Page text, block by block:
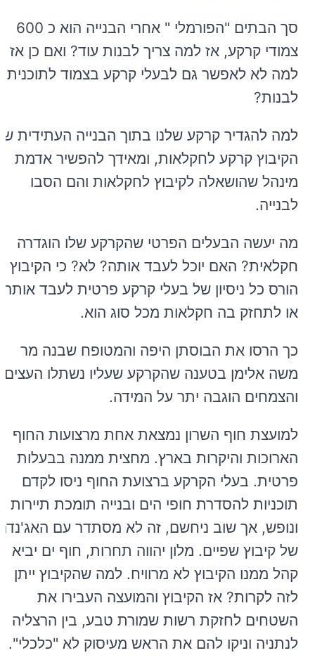
סך הבתים "הפורמלי " אחרי הבנייה הוא כ 600
צמודי קרקע, אז למה צריך לבנות עוד? ואם כן אז
למה לא לאפשר גם לבעלי קרקע בצמוד לתוכנית
לבנות?
למה להגדיר קרקע שלנו בתוך הבנייה העתידית
הקיבוץ קרקע לחקלאות, ומאידך להפשיר אדמת
מינהל שהושאלה לקיבוץ לחקלאות והם הסבו
לבנייה.
מה יעשה הבעלים הפרטי שהקרקע שלו הוגדרה
חקלאית? האם יוכל לעבד אותה? לא? כי הקיבוץ
הורס כל ניסיון של בעלי קרקע פרטית לעבד אותה
או לתחזק בה חקלאות מכל סוג הוא.
כך הרסו את הבוסתן היפה והמטופח שבנה מר
משה אלימן בטענה שהקרקע שעליו נשתלו העצים
והצמחים הוגבה יתר על המידה.
למועצת חוף השרון נמצאת אחת מרצועות החוף
הארוכות והיקרות בארץ. מחצית ממנה בבעלות
פרטית. בעלי הקרקע ברצועת החוף ניסו לקדם
תוכניות להסדרת חופי הים ובנייה תומכת תיירות
ונופש, אך שוב ניחשם, זה לא מסתדר עם
של קיבוץ שפיים. מלון יהווה תחרות, חוף ים יביא
קהל ממנו הקיבוץ לא מרוויח. למה שהקיבוץ ייתן
לזה לקרות? אז הקיבוץ והמועצה העבירו את
השטחים לחזקת רשות שמורת טבע, בין הרצליה
לנתניה וניקו להם את הראש מעיסוק לא "כלכלי".